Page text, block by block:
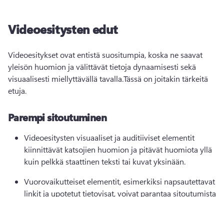
Videoesitysten edut
Videoesitykset ovat entistä suositumpia, koska ne saavat
yleisön huomion ja välittävät tietoja dynaamisesti sekä
visuaalisesti miellyttävällä tavalla.Tässä on joitakin tärkeitä
etuja.
Parempi sitoutuminen
Videoesitysten visuaaliset ja auditiiviset elementit
kiinnittävät katsojien huomion ja pitävät huomiota yllä
kuin pelkkä staattinen teksti tai kuvat yksinään.
Vuorovaikutteiset elementit, esimerkiksi napsautettavat
linkit ja upotetut tietovisat, voivat parantaa sitoutumista